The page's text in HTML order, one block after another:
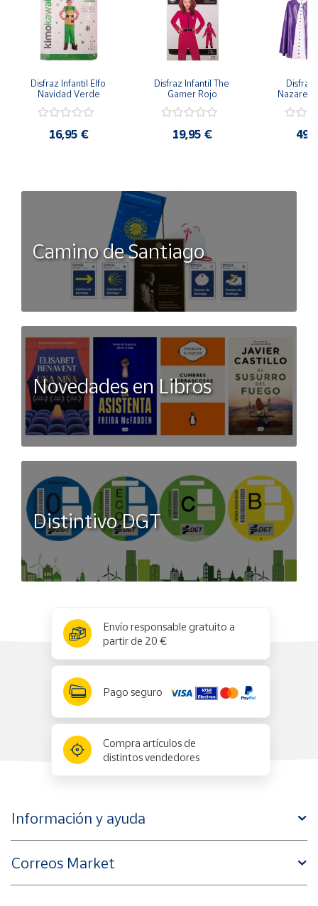
Disfraz Infantil Elfo
Navidad Verde
16,95 €
Disfraz Infantil The
Gamer Rojo
19,95 €
Disfraz
Camino de Santiago
Novedades en Libros
Distintivo DGT
Envío responsable gratuito a
partir de 20 €
Pago seguro
Compra artículos de
distintos vendedores
Información y ayuda
Correos Market